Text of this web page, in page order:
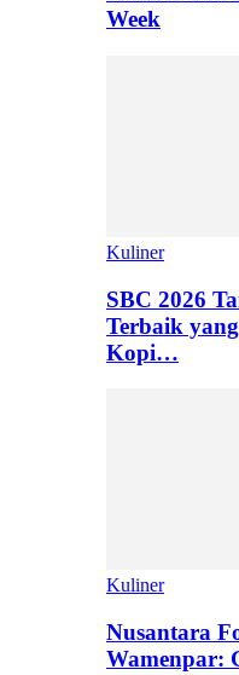
Week
Kuliner
SBC 2026
Terbaik
Kopi…
Kuliner
Nusantara
Wamenpar: